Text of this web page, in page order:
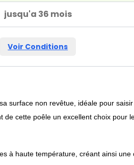
jusqu'a 36 mois
Voir Conditions
surface non revêtue, idéale pour
de cette poêle un excellent choix
à haute température, créant ainsi